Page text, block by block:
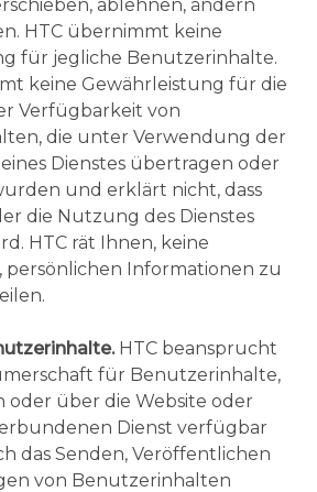
ablehnen, ändern
HTC übernimmt keine
für jegliche Benutzerinhalte.
keine Gewährleistung für die
Verfügbarkeit von
die unter Verwendung der
Dienstes übertragen oder
und erklärt nicht, dass
die Nutzung des Dienstes
HTC rät Ihnen, keine
persönlichen Informationen zu
HTC beansprucht
für Benutzerinhalte,
oder über die Website oder
Dienst verfügbar
das Senden, Veröffentlichen
von Benutzerinhalten